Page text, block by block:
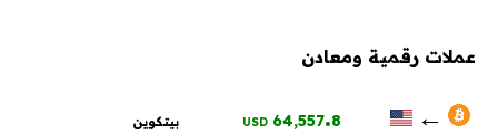
عملات رقمية ومعادن
←
64,557.8
USD بيتكوين